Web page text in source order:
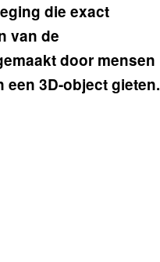
die exact
van de
door mensen
3D-object gieten.